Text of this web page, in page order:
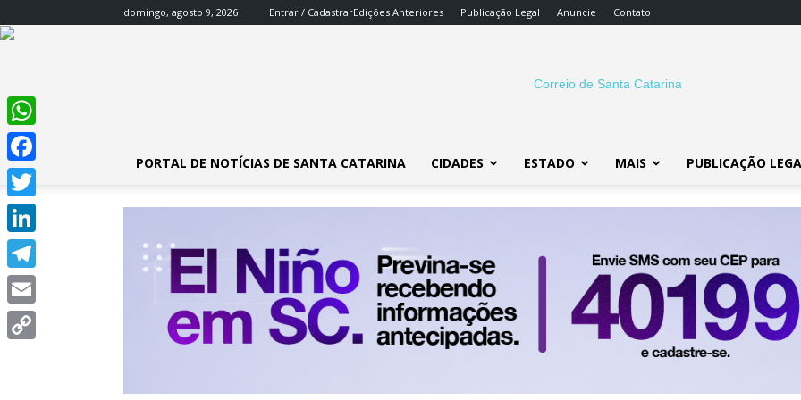
domingo, agosto 9, 2026 Entrar / CadastrarEdições Anteriores Publicação Legal Anuncie Contato
SC
PORTAL DE NOTÍCIAS DE SANTA CATARINA CIDADES ESTADO MAIS PUBLICAÇÃO
WhatsApp
Facebook
Twitter
LinkedIn
Telegram
Email